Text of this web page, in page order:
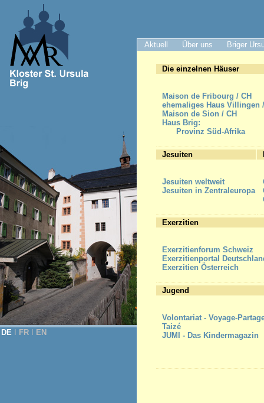
Aktuell Über uns Briger
DE FR EN
Die einzelnen Häuser
Maison de Fribourg / CH
ehemaliges Haus Villingen
Maison de Sion / CH
Haus Brig:
Provinz Süd-Afrika
Jesuiten
Jesuiten weltweit
Jesuiten in Zentraleuropa
Exerzitien
Exerzitienforum Schweiz
Exerzitienportal
Exerzitien Österreich
Jugend
Volontariat - Voyage-
Taizé
JUMI - Das Kindermagazin